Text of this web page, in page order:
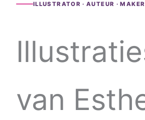
ILLUSTRATOR · AUTEUR · MAKER
van